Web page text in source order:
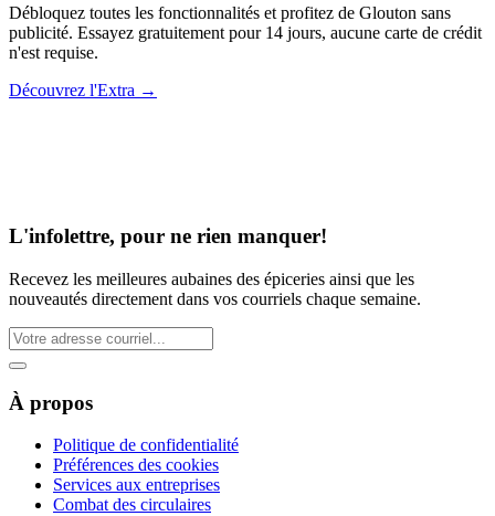
Débloquez toutes les fonctionnalités et profitez de Glouton sans
publicité. Essayez gratuitement pour 14 jours, aucune carte de crédit
n'est requise.
Découvrez l'Extra →
L'infolettre, pour ne rien manquer!
Recevez les meilleures aubaines des épiceries ainsi que les
nouveautés directement dans vos courriels chaque semaine.
À propos
Politique de confidentialité
Préférences des cookies
Services aux entreprises
Combat des circulaires